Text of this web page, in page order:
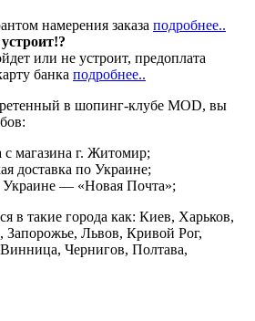
намерения заказа подробнее..
или не устроит, предоплата
банка подробнее..
в шопинг-клубе MOD, вы
с магазина г. Житомир;
доставка по Украине;
Украине — «Новая Почта»;
в такие города как: Киев, Харьков,
Львов, Кривой Рог,
Чернигов, Полтава,